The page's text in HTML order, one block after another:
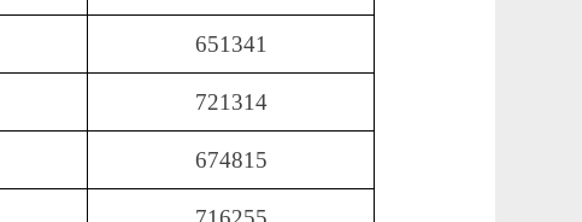
651341
721314
674815